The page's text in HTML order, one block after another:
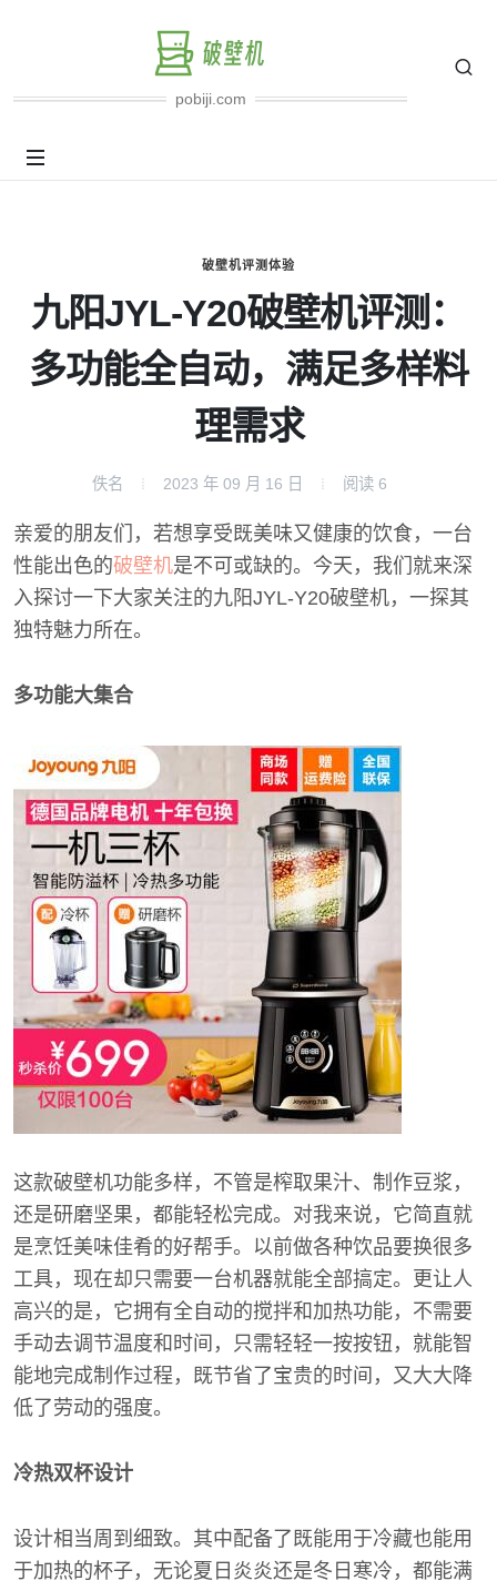
pobiji.com
破壁机评测体验
九阳JYL-Y20破壁机评测：
多功能全自动，满足多样料
理需求
佚名 2023 年 09 月 16 日 阅读 6
亲爱的朋友们，若想享受既美味又健康的饮食，一台
性能出色的破壁机是不可或缺的。今天，我们就来深
入探讨一下大家关注的九阳JYL-Y20破壁机，一探其
独特魅力所在。
多功能大集合
这款破壁机功能多样，不管是榨取果汁、制作豆浆，
还是研磨坚果，都能轻松完成。对我来说，它简直就
是烹饪美味佳肴的好帮手。以前做各种饮品要换很多
工具，现在却只需要一台机器就能全部搞定。更让人
高兴的是，它拥有全自动的搅拌和加热功能，不需要
手动去调节温度和时间，只需轻轻一按按钮，就能智
能地完成制作过程，既节省了宝贵的时间，又大大降
低了劳动的强度。
冷热双杯设计
设计相当周到细致。其中配备了既能用于冷藏也能用
于加热的杯子，无论夏日炎炎还是冬日寒冷，都能满